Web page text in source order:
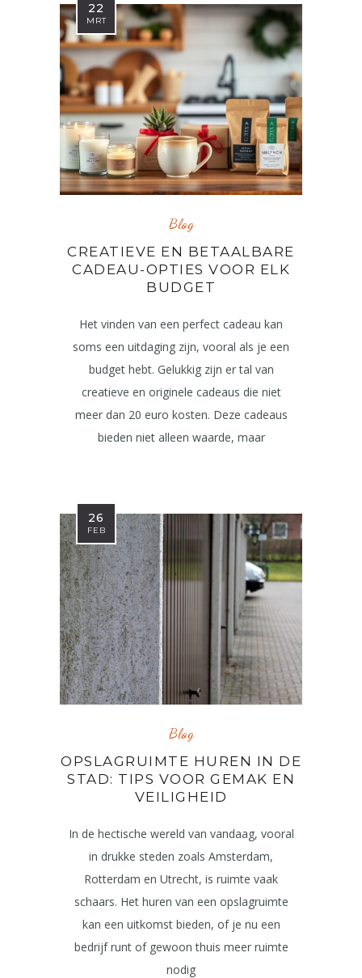
22
MRT
Blog
CREATIEVE EN BETAALBARE
CADEAU-OPTIES VOOR ELK
BUDGET
Het vinden van een perfect cadeau kan
soms een uitdaging zijn, vooral als je een
budget hebt. Gelukkig zijn er tal van
creatieve en originele cadeaus die niet
meer dan 20 euro kosten. Deze cadeaus
bieden niet alleen waarde, maar
26
FEB
Blog
OPSLAGRUIMTE HUREN IN DE
STAD: TIPS VOOR GEMAK EN
VEILIGHEID
In de hectische wereld van vandaag, vooral
in drukke steden zoals Amsterdam,
Rotterdam en Utrecht, is ruimte vaak
schaars. Het huren van een opslagruimte
kan een uitkomst bieden, of je nu een
bedrijf runt of gewoon thuis meer ruimte
nodig